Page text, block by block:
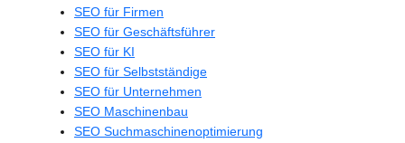
SEO für Firmen
SEO für Geschäftsführer
SEO für KI
SEO für Selbstständige
SEO für Unternehmen
SEO Maschinenbau
SEO Suchmaschinenoptimierung